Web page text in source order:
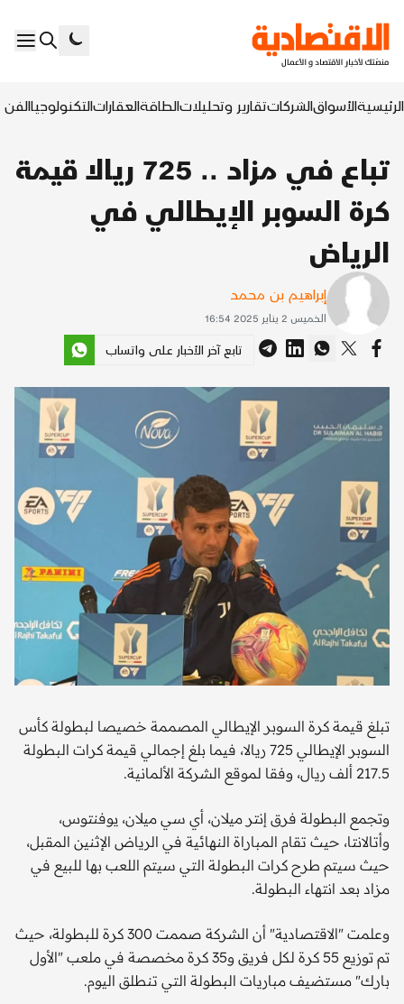
الرئيسيةالأسواقالشركاتتقارير وتحليلاتالطاقةالعقاراتالتكنولوجياالفن
تباع في مزاد .. 725 ريالا قيمة
كرة السوبر الإيطالي في
الرياض
إبراهيم بن محمد
الخميس 2 يناير 2025 16:54
تابع آخر الأخبار على واتساب
تبلغ قيمة كرة السوبر الإيطالي المصممة خصيصا لبطولة كأس
السوبر الإيطالي 725 ريالا، فيما بلغ إجمالي قيمة كرات البطولة
217.5 ألف ريال، وفقا لموقع الشركة الألمانية.
وتجمع البطولة فرق إنتر ميلان، أي سي ميلان، يوفنتوس،
وأتالانتا، حيث تقام المباراة النهائية في الرياض الإثنين المقبل،
حيث سيتم طرح كرات البطولة التي سيتم اللعب بها للبيع في
مزاد بعد انتهاء البطولة.
وعلمت "الاقتصادية" أن الشركة صممت 300 كرة للبطولة، حيث
تم توزيع 55 كرة لكل فريق و35 كرة مخصصة في ملعب "الأول
بارك" مستضيف مباريات البطولة التي تنطلق اليوم.